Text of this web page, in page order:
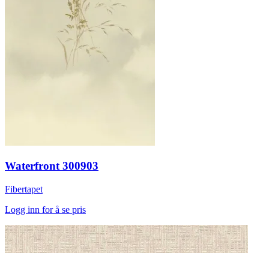
Waterfront 300903
Fibertapet
Logg inn for å se pris